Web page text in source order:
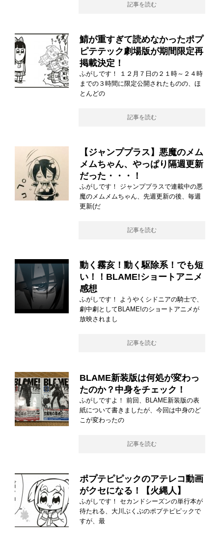
記事を読む
鯖が重すぎて読めなかったポプ
ピテテック劇場版が期間限定再
掲載決定！
ふがしです！ １２月７日の２１時～２４時
までの３時間に限定公開されたものの、ほ
とんどの
記事を読む
【ジャンププラス】悪魔のメム
メムちゃん、やっぱり隔週更新
だった・・・！
ふがしです！ ジャンププラスで連載中の悪
魔のメムメムちゃん、先週更新の後、毎週
更新(だ
記事を読む
動く霧亥！動く駆除系！でも短
い！！BLAME!ショートアニメ
感想
ふがしです！ ようやくシドニアの騎士で、
劇中劇としてBLAME!のショートアニメが
放映されまし
記事を読む
BLAME新装版は何処が変わっ
たのか？中身をチェック！
ふがしですよ！ 前回、BLAME新装版の表
紙について書きましたが、今回は中身のど
こが変わったの
記事を読む
ポプテピピックのアテレコ動画
がクセになる！【火縄人】
ふがしです！ セカンドシーズンの単行本が
待たれる、大川ぶくぶのポプテピピックで
すが、最